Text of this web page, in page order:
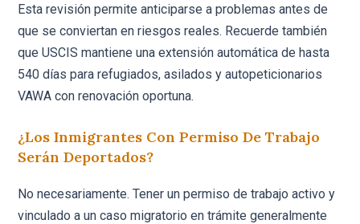
Esta revisión permite anticiparse a problemas antes de
que se conviertan en riesgos reales. Recuerde también
que USCIS mantiene una extensión automática de hasta
540 días para refugiados, asilados y autopeticionarios
VAWA con renovación oportuna.
¿Los Inmigrantes Con Permiso De Trabajo
Serán Deportados?
No necesariamente. Tener un permiso de trabajo activo y
vinculado a un caso migratorio en trámite generalmente